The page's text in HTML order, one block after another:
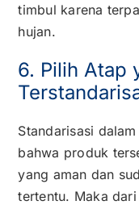
timbul karena
hujan.
6. Pilih Atap
Standarisasi
bahwa produk
yang aman dan
tertentu. Maka